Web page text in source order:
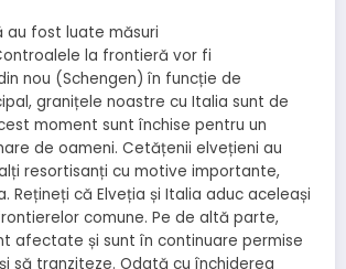
au fost luate măsuri
la frontieră vor fi
nou (Schengen) în funcție de
granițele noastre cu Italia sunt de
moment sunt închise pentru un
de oameni. Cetățenii elvețieni au
resortisanți cu motive importante,
Rețineți că Elveția și Italia aduc aceleași
comune. Pe de altă parte,
afectate și sunt în continuare permise
să tranziteze. Odată cu închiderea